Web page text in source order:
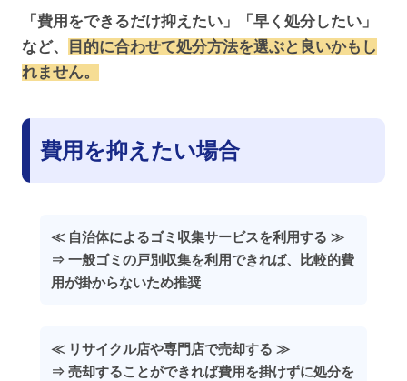
「費用をできるだけ抑えたい」「早く処分したい」
など、
目的に合わせて処分方法を選ぶと良いかもし
れません。
費用を抑えたい場合
≪ 自治体によるゴミ収集サービスを利用する ≫
⇒ 一般ゴミの戸別収集を利用できれば、比較的費
用が掛からないため推奨
≪ リサイクル店や専門店で売却する ≫
⇒ 売却することができれば費用を掛けずに処分を